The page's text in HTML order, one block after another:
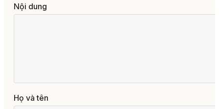
Nội dung
Họ và tên